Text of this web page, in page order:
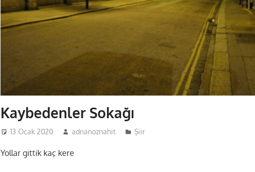
Kaybedenler Sokağı
13 Ocak 2020 adnanoznahit Şiir
Yollar gittik kaç kere